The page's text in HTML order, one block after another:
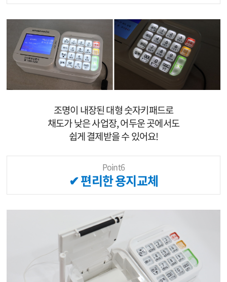
조명이 내장된 대형 숫자키패드로
채도가 낮은 사업장, 어두운 곳에서도
쉽게 결제받을 수 있어요!
Point6
✔ 편리한 용지교체